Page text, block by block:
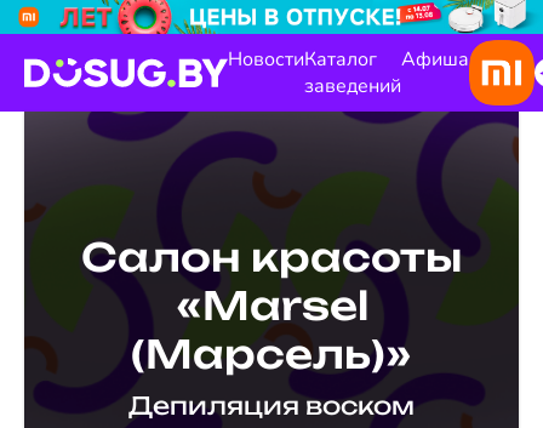
НовостиКаталог
заведений
Афиша
Салон красоты
«Marsel
(Марсель)»
Депиляция воском